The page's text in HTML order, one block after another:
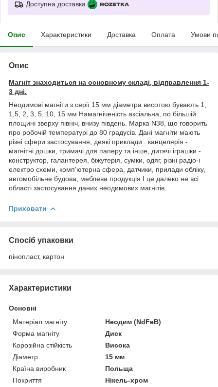
Доступна доставка
Опис Характеристики Доставка Оплата Умови
Опис
Магніт знаходиться на основному складі, відправлення 1-
3 дні.
Неодимові магніти з серії 15 мм діаметра висотою бувають 1,
1,5, 2, 3, 5, 10, 15 мм Намагніченість аксіальна, по більшій
площині зверху північ, внизу південь. Марка N38, що говорить
про робочій температурі до 80 градусів. Дані магніти мають
різні сфери застосування, деякі приклади : канцелярія -
магнітні дошки, тримачі для паперу та інше, дитячі іграшки -
конструктор, галантерея, біжутерія, сумки, одяг, різні радіо-і
електро схеми, комп'ютерна сфера, датчики, прилади обліку,
автомобільне будова, меблева продукція І це далеко не всі
області застосування даних неодимових магнітів.
Приховати
Спосіб упаковки
пінопласт, картон
Характеристики
Основні
Матеріал магніту
Неодим (NdFeB)
Форма магніту
Диск
Корозійна стійкість
Висока
Діаметр
15 мм
Країна виробник
Польща
Покриття
Нікель-хром